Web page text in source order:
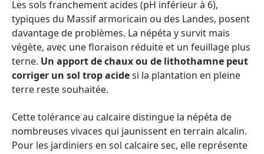
Les sols franchement acides (pH inférieur à 6),
typiques du Massif armoricain ou des Landes, posent
davantage de problèmes. La népéta y survit mais
végète, avec une floraison réduite et un feuillage plus
terne. Un apport de chaux ou de lithothamne peut
corriger un sol trop acidesi la plantation en pleine
terre reste souhaitée.
Cette tolérance au calcaire distingue la népéta de
nombreuses vivaces qui jaunissent en terrain alcalin.
Pour les jardiniers en sol calcaire sec, elle représente